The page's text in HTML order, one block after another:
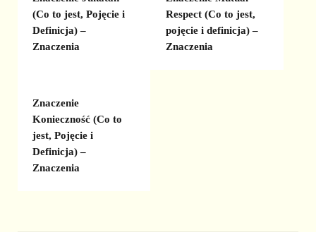
(Co to jest, Pojęcie i
Definicja) –
Znaczenia
Respect (Co to jest,
pojęcie i definicja) –
Znaczenia
Znaczenie
Konieczność (Co to
jest, Pojęcie i
Definicja) –
Znaczenia